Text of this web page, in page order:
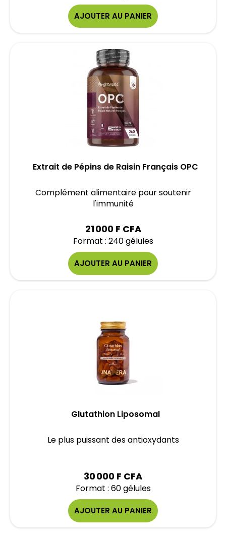
AJOUTER AU PANIER
Extrait de Pépins de Raisin Français OPC
Complément alimentaire pour soutenir
l'immunité
21 000 F CFA
Format : 240 gélules
AJOUTER AU PANIER
Glutathion Liposomal
Le plus puissant des antioxydants
30 000 F CFA
Format : 60 gélules
AJOUTER AU PANIER